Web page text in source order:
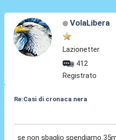
VolaLibera
Lazionetter
412
Registrato
Re:Casi di cronaca nera
se non sbaglio spendiamo